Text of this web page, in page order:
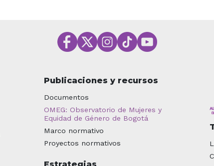
Publicaciones y recursos
Documentos
OMEG: Observatorio de Mujeres y
Equidad de Género de Bogotá
Marco normativo
Proyectos normativos
Estrategias